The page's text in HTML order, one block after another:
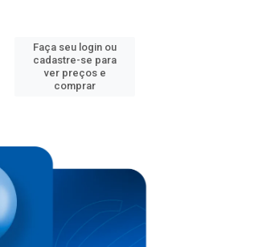
Faça seu login ou
cadastre-se para
ver preços e
comprar